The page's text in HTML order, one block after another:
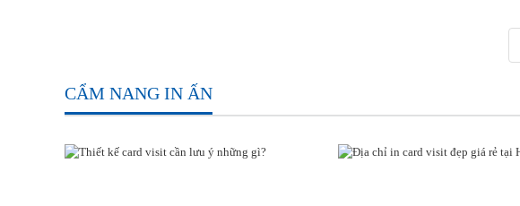
CẨM NANG IN ẤN